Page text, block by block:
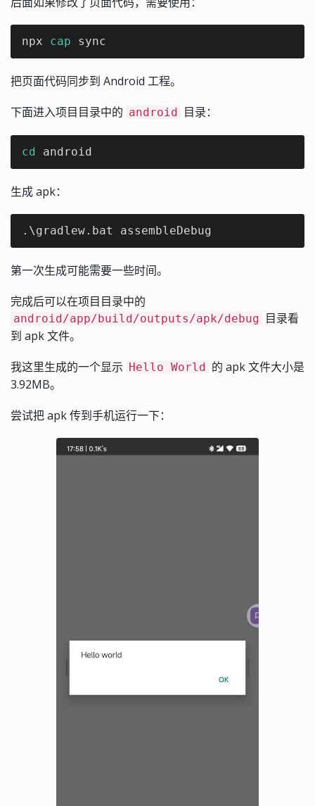
npx cap sync
把页面代码同步到 Android 工程。
下面进入项目目录中的 android 目录：
cd android
生成 apk：
.\gradlew.bat assembleDebug
第一次生成可能需要一些时间。
完成后可以在项目目录中的
android/app/build/outputs/apk/debug 目录看
到 apk 文件。
我这里生成的一个显示 Hello World 的 apk 文件大小是
3.92MB。
尝试把 apk 传到手机运行一下：